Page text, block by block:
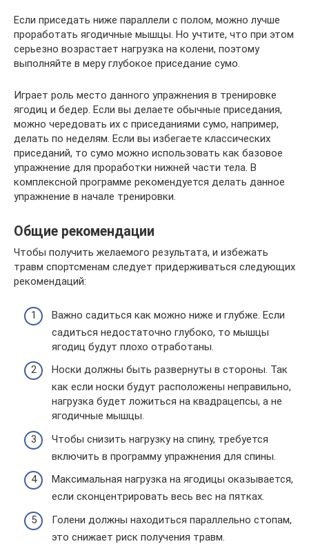
Если приседать ниже параллели с полом, можно лучше
проработать ягодичные мышцы. Но учтите, что при этом
серьезно возрастает нагрузка на колени, поэтому
выполняйте в меру глубокое приседание сумо.
Играет роль место данного упражнения в тренировке
ягодиц и бедер. Если вы делаете обычные приседания,
можно чередовать их с приседаниями сумо, например,
делать по неделям. Если вы избегаете классических
приседаний, то сумо можно использовать как базовое
упражнение для проработки нижней части тела. В
комплексной программе рекомендуется делать данное
упражнение в начале тренировки.
Общие рекомендации
Чтобы получить желаемого результата, и избежать
травм спортсменам следует придерживаться следующих
рекомендаций:
Важно садиться как можно ниже и глубже. Если
садиться недостаточно глубоко, то мышцы
ягодиц будут плохо отработаны.
Носки должны быть развернуты в стороны. Так
как если носки будут расположены неправильно,
нагрузка будет ложиться на квадрацепсы, а не
ягодичные мышцы.
Чтобы снизить нагрузку на спину, требуется
включить в программу упражнения для спины.
Максимальная нагрузка на ягодицы оказывается,
если сконцентрировать весь вес на пятках.
Голени должны находиться параллельно стопам,
это снижает риск получения травм.